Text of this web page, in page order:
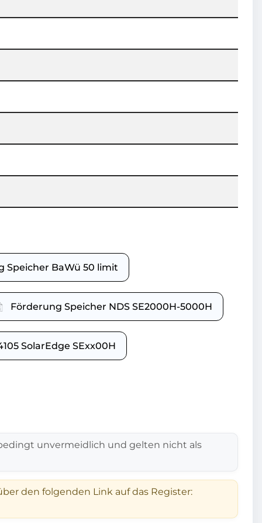
Speicher BaWü 50 limit
Förderung Speicher NDS SE2000H-5000H
SolarEdge SExx00H
unvermeidlich und gelten nicht als
den folgenden Link auf das Register: